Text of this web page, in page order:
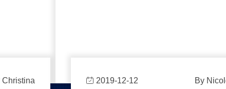
Christina 2019-12-12 By